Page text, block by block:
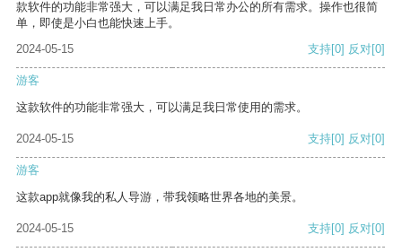
款软件的功能非常强大，可以满足我日常办公的所有需求。操作也很简
单，即使是小白也能快速上手。
2024-05-15
支持[0] 反对[0]
游客
这款软件的功能非常强大，可以满足我日常使用的需求。
2024-05-15 支持[0] 反对[0]
游客
这款app就像我的私人导游，带我领略世界各地的美景。
2024-05-15 支持[0] 反对[0]